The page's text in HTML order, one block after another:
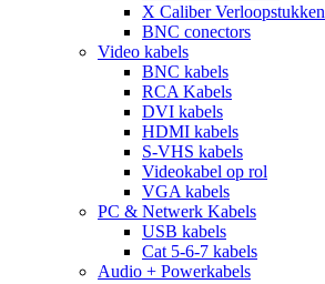
X Caliber Verloopstukken
BNC conectors
Video kabels
BNC kabels
RCA Kabels
DVI kabels
HDMI kabels
S-VHS kabels
Videokabel op rol
VGA kabels
PC & Netwerk Kabels
USB kabels
Cat 5-6-7 kabels
Audio + Powerkabels